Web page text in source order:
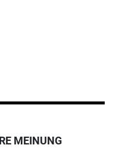
MEINUNG